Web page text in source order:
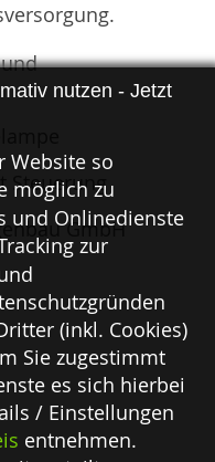
nutzen - Jetzt
Website so
möglich zu
und Onlinedienste
zur
(inkl. Cookies)
Sie zugestimmt
es sich hierbei
/ Einstellungen
entnehmen.